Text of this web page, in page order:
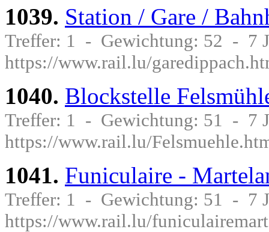
1039. Station / Gare /
Treffer: 1 - Gewichtung: 52 - 7
https://www.rail.lu/
1040. Blockstelle
Treffer: 1 - Gewichtung: 51 - 7
https://www.rail.lu/
1041. Funiculaire -
Treffer: 1 - Gewichtung: 51 - 7
https://www.rail.lu/